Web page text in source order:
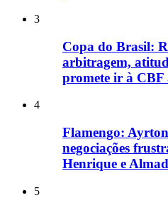
3
Copa do Brasil:
arbitragem,
promete ir à CBF
4
Flamengo:
negociações
Henrique e
5